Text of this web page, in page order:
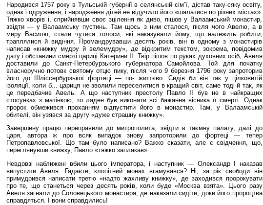
Народився 1757 року в Тульській губернії в селянській сім’ї, дістав таку-сяку освіту,
однак і одруження, і народження дітей не відучило його «шалатися по різних містах».
Тяжко хворів і, сприйнявши своє зцілення як диво, пішов у Валаамський монастир,
звідти — у Валаамську пустинь. Там щось з ним сталося, після чого Авелю, а в
миру Василю, стали чутися голоси, які наказували йому, що належить робити,
траплялися й видіння. Промандрувавши десять років, він в одному з монастирів
написав «книжку мудру й велемудру», де відкритим текстом, зокрема, повідомив
дату і обставини смерті цариці Катерини ІІ. Твір пішов по руках духовних осіб, Авеля
доставили до Санкт-Петербурзького губернатора Самойлова. Той для початку
власноручно потовк святому отцю пику, після чого 9 березня 1796 року запроторив
його до Шліссербурзької фортеці — по- життєво. Сидів би він так у цілковитій
ізоляції, коли б... цариця не зволили переселитися в кращий світ, саме тоді й так, як
це передбачив Авель. А що наступник престолу Павло ІІ був не в найкращих
стосунках з матінкою, то ладен був виконати всі бажання вісника її смерті. Однак
пророк обмежився проханням відпустити його в монастир. Там, у Валаамській
обителі, він узявся за другу «дуже страшну книжку».
Завершену працю переправили до митрополита, звідти в таємну палату, далі до
царя, автора ж про всяк випадок знову запроторили до фортеці — тепер
Петропавловської. Що там було написано? Важко сказати, але є свідчення, що,
переглянувши книжку, Павло «тяжко заплакав»...
Невдовзі наближені вбили цього імператора, і наступник — Олександр І наказав
випустити Авеля. Гадаєте, клопітний монах вгамувався? Ні, за рік свободи він
примудрився написати третю «надто жахливу книжку», де заходився пророкувати
про те, що станеться через десять років, коли буде «Москва взята». Цього разу
Авеля загнали до Соловецького монастиря, де наказали сидіти, доки його проро­цтва
справдяться. І вони справдились!